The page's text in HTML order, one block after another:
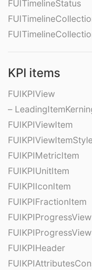
FUITimelineStatus
KPI items
FUIKPIView
–
FUIKPIViewItem
FUIKPIMetricItem
FUIKPIUnitItem
FUIKPIIconItem
FUIKPIFractionItem
FUIKPIProgressView
FUIKPIHeader